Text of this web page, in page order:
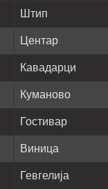
Штип
Центар
Кавадарци
Куманово
Гостивар
Виница
Гевгелија